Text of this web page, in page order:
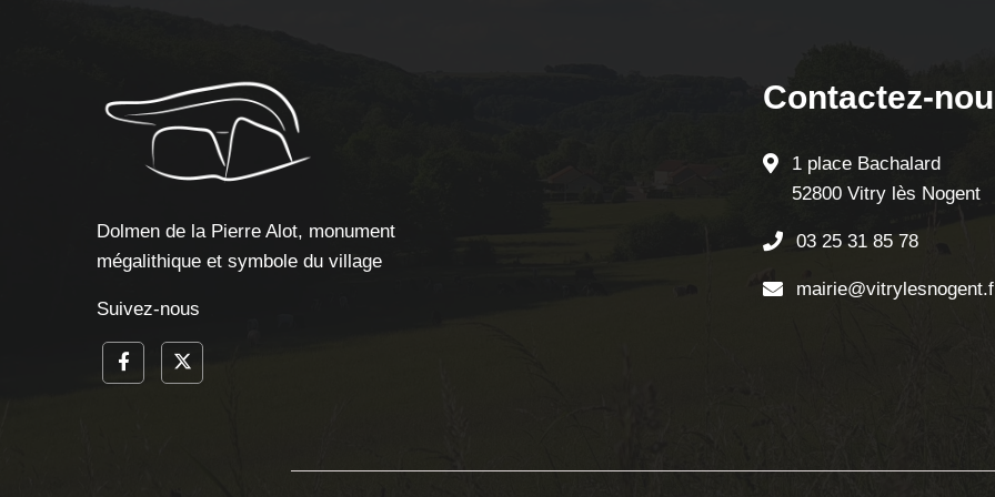
Dolmen de la Pierre Alot, monument
mégalithique et symbole du village
Suivez-nous
Contactez-
1 place Bachalard
52800 Vitry lès Nogent
03 25 31 85 78